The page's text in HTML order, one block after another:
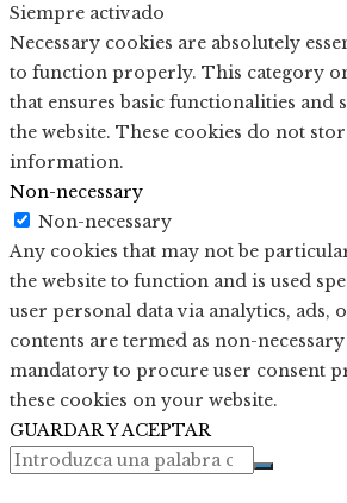
Siempre activado
Necessary cookies are absolutely
to function properly. This category
that ensures basic functionalities and
the website. These cookies do not
information.
Non-necessary
Non-necessary
Any cookies that may not be
the website to function and is used
user personal data via analytics, ads,
contents are termed as non-
mandatory to procure user consent
these cookies on your website.
GUARDAR Y ACEPTAR